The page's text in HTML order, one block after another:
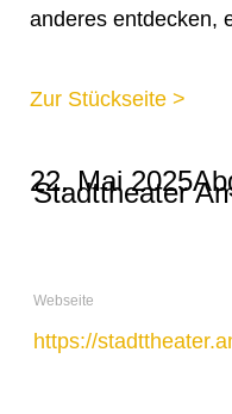
anderes entdecken,
Zur Stückseite >
22. Mai 2025
Stadttheater
Webseite
https://